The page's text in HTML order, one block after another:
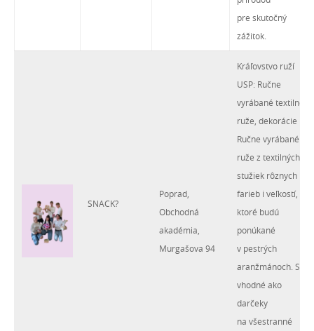
pre skutočný
zážitok.
SNACK?
Poprad,
Obchodná
akadémia,
Murgašova 94
Kráľovstvo ruží
USP: Ručne
vyrábané textilné
ruže, dekorácie
Ručne vyrábané
ruže z textilných
stužiek rôznych
farieb i veľkostí,
ktoré budú
ponúkané
v pestrých
aranžmánoch. Sú
vhodné ako
darčeky
na všestranné